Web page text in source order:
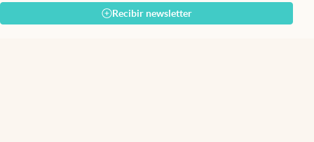
Recibir newsletter